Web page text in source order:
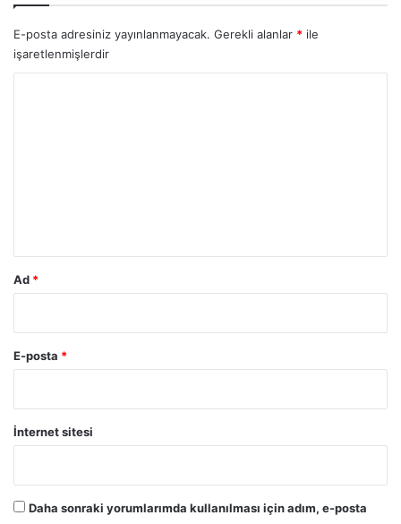
E-posta adresiniz yayınlanmayacak. Gerekli alanlar * ile
işaretlenmişlerdir
Ad *
E-posta *
İnternet sitesi
Daha sonraki yorumlarımda kullanılması için adım, e-posta